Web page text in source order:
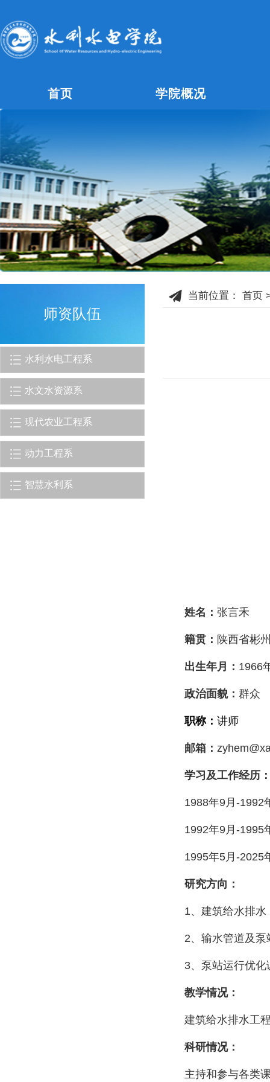
首页 学院概况
师资队伍
水利水电工程系
水文水资源系
现代农业工程系
动力工程系
智慧水利系
当前位置： 首页
姓名： 张言禾
籍贯： 陕西省彬
出生年月： 1966
政治面貌： 群众
职称： 讲师
邮箱：
学习及工作经历
1988年9月 -1992
1992年9月 -1995
1995年5月 -2025
研究方向：
1、建筑给水排水
2、输水管道及
3、泵站运行优化
教学情况：
建筑给水排水工
科研情况：
主持和参与各类